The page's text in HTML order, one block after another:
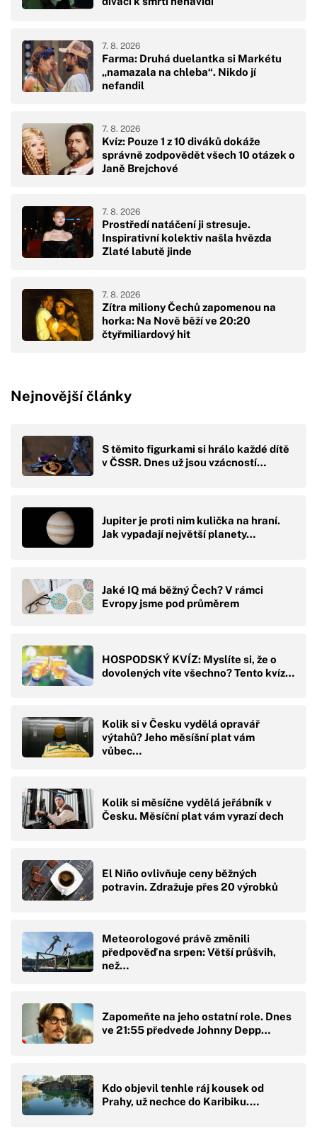
Farma: Druhá duelantka si Markétu
„namazala na chleba“. Nikdo jí
nefandil
7. 8. 2026
Kvíz: Pouze 1 z 10 diváků dokáže
správně zodpovědět všech 10 otázek o
Janě Brejchové
7. 8. 2026
Prostředí natáčení ji stresuje.
Inspirativní kolektiv našla hvězda
Zlaté labutě jinde
7. 8. 2026
Zítra miliony Čechů zapomenou na
horka: Na Nově běží ve 20:20
čtyřmiliardový hit
7. 8. 2026
Nejnovější články
S těmito figurkami si hrálo každé dítě
v ČSSR. Dnes už jsou vzácností…
Jupiter je proti nim kulička na hraní.
Jak vypadají největší planety…
Jaké IQ má běžný Čech? V rámci
Evropy jsme pod průměrem
HOSPODSKÝ KVÍZ: Myslíte si, že o
dovolených víte všechno? Tento kvíz…
Kolik si v Česku vydělá opravář
výtahů? Jeho měsíšní plat vám
vůbec…
Kolik si měsíčne vydělá jeřábník v
Česku. Měsíční plat vám vyrazí dech
El Niño ovlivňuje ceny běžných
potravin. Zdražuje přes 20 výrobků
Meteorologové právě změnili
předpověď na srpen: Větší průšvih,
než…
Zapomeňte na jeho ostatní role. Dnes
ve 21:55 předvede Johnny Depp…
Kdo objevil tenhle ráj kousek od
Prahy, už nechce do Karibiku.…